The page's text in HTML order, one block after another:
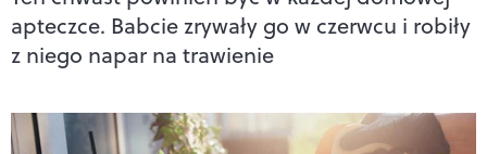
apteczce. Babcie zrywały go w czerwcu i robiły
z niego napar na trawienie